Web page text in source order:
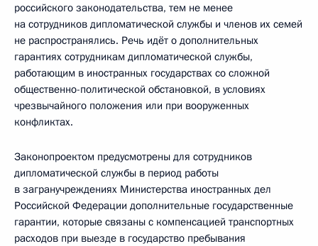
российского законодательства, тем не менее
на сотрудников дипломатической службы и членов их семей
не распространялись. Речь идёт о дополнительных
гарантиях сотрудникам дипломатической службы,
работающим в иностранных государствах со сложной
общественно-политической обстановкой, в условиях
чрезвычайного положения или при вооруженных
конфликтах.
Законопроектом предусмотрены для сотрудников
дипломатической службы в период работы
в загранучреждениях Министерства иностранных дел
Российской Федерации дополнительные государственные
гарантии, которые связаны с компенсацией транспортных
расходов при выезде в государство пребывания